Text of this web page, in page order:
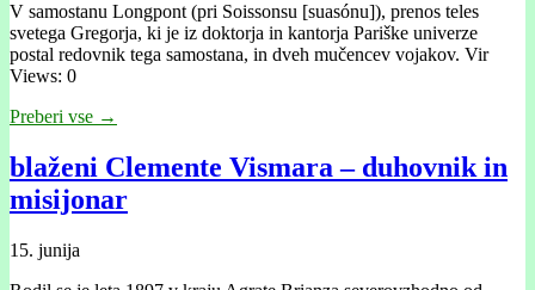
V samostanu Longpont (pri Soissonsu [suasónu]), prenos teles
svetega Gregorja, ki je iz doktorja in kantorja Pariške univerze
postal redovnik tega samostana, in dveh mučencev vojakov. Vir
Views: 0
Preberi vse →
blaženi Clemente Vismara – duhovnik in
misijonar
15. junija